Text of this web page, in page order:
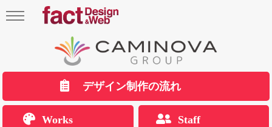
デザイン制作の流れ
Works Staff